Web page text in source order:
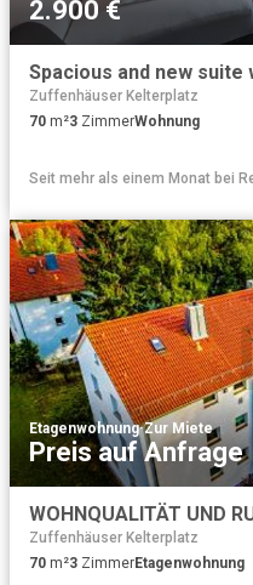
2.900 €
Zuffenhäuser Kelterplatz
70 m²3 ZimmerWohnung
Seit mehr als einem Monat bei
Etagenwohnung·Zur Miete
Preis auf Anfrage
WOHNQUALITÄT UND
Zuffenhäuser Kelterplatz
70 m²3 ZimmerEtagenwohnung